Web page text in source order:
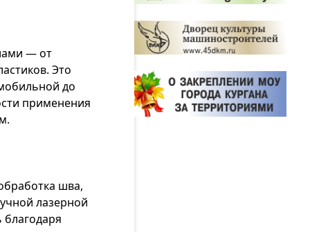
— от
Это
до
применения
шва,
лазерной